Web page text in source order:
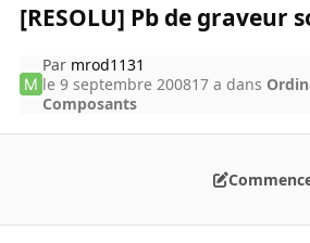
[RESOLU] Pb de graveur
Par mrod1131
le 9 septembre 200817 a dans
Composants